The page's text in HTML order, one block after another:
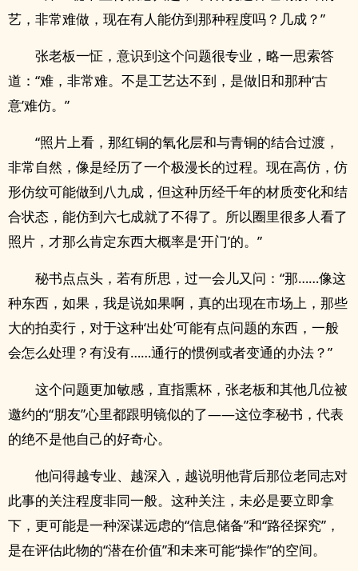
艺，非常难做，现在有人能仿到那种程度吗？几成？”
张老板一怔，意识到这个问题很专业，略一思索答
道：“难，非常难。不是工艺达不到，是做旧和那种‘古
意’难仿。”
“照片上看，那红铜的氧化层和与青铜的结合过渡，
非常自然，像是经历了一个极漫长的过程。现在高仿，仿
形仿纹可能做到八九成，但这种历经千年的材质变化和结
合状态，能仿到六七成就了不得了。所以圈里很多人看了
照片，才那么肯定东西大概率是‘开门’的。”
秘书点点头，若有所思，过一会儿又问：“那……像这
种东西，如果，我是说如果啊，真的出现在市场上，那些
大的拍卖行，对于这种‘出处’可能有点问题的东西，一般
会怎么处理？有没有……通行的惯例或者变通的办法？”
这个问题更加敏感，直指熏杯，张老板和其他几位被
邀约的“朋友”心里都跟明镜似的了——这位李秘书，代表
的绝不是他自己的好奇心。
他问得越专业、越深入，越说明他背后那位老同志对
此事的关注程度非同一般。这种关注，未必是要立即拿
下，更可能是一种深谋远虑的“信息储备”和“路径探究”，
是在评估此物的“潜在价值”和未来可能“操作”的空间。